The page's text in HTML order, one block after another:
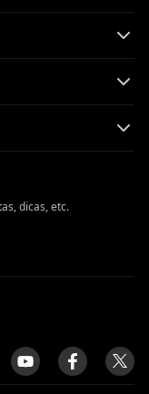
dicas, etc.